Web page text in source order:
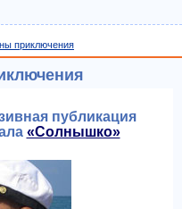
приключения
публикация
«Солнышко»